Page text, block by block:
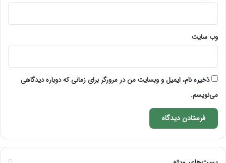
وب‌ سایت
ذخیره نام، ایمیل و وبسایت من در مرورگر برای زمانی که دوباره دیدگاهی
می‌نویسم.